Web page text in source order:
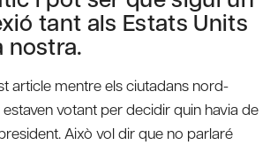
tant als Estats Units
nostra.
article mentre els ciutadans nord-
votant per decidir quin havia de
Això vol dir que no parlaré